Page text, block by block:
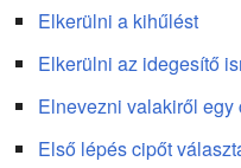
Elkerülni a kihűlést
Elkerülni az idegesítő
Elnevezni valakiről egy
Első lépés cipőt